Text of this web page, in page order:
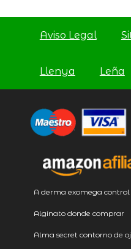
Aviso Legal
Llenya Leña
A derma exomega control
Alginato donde comprar
Alma secret contorno de